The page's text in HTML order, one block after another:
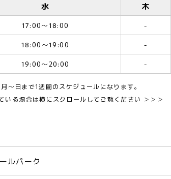
水 木
17:00〜18:00
-
18:00〜19:00
-
19:00〜20:00 -
月〜日まで1週間のスケジュールになります。
いる場合は横にスクロールしてご覧ください ＞＞＞
ルパーク